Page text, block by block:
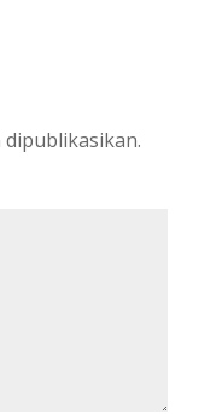
dipublikasikan.